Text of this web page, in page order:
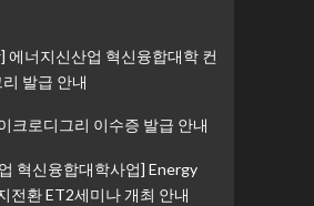
에너지신산업 혁신융합대학 컨
발급 안내
크로디그리 이수증 발급 안내
혁신융합대학사업] Energy
전환 ET2세미나 개최 안내